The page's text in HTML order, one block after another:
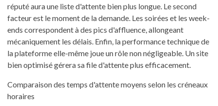
réputé aura une liste d'attente bien plus longue. Le second
facteur est le moment de la demande. Les soirées et les week-
ends correspondent à des pics d'affluence, allongeant
mécaniquement les délais. Enfin, la performance technique de
la plateforme elle-même joue un rôle non négligeable. Un site
bien optimisé gérera sa file d'attente plus efficacement.
Comparaison des temps d'attente moyens selon les créneaux
horaires